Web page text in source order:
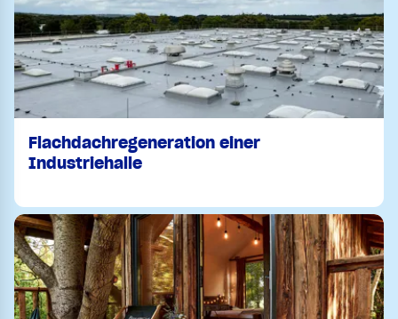
Flachdachregeneration einer
Industriehalle